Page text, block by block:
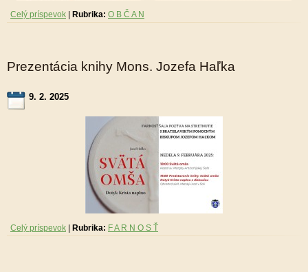
Celý príspevok Rubrika: O B Č A N
Prezentácia knihy Mons. Jozefa Haľka
9. 2. 2025
Celý príspevok Rubrika: F A R N O S Ť